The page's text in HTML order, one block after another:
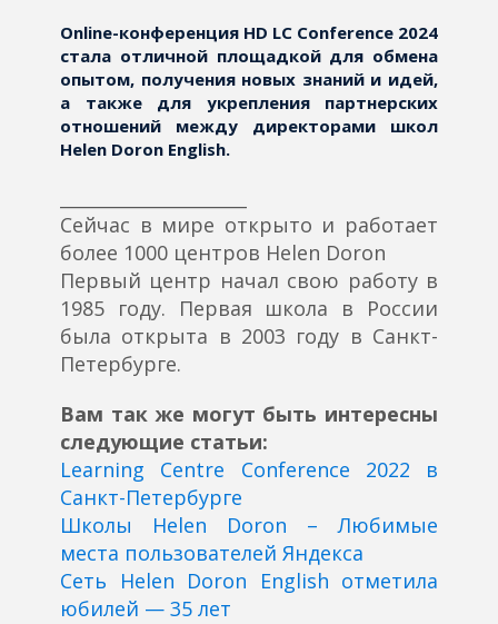
Online-конференция HD LC Conference 2024
стала отличной площадкой для обмена
опытом, получения новых знаний и идей,
а также для укрепления партнерских
отношений между директорами школ
Helen Doron English.
Сейчас в мире открыто и работает
более 1000 центров Helen Doron
Первый центр начал свою работу в
1985 году. Первая школа в России
была открыта в 2003 году в Санкт-
Петербурге.
Вам так же могут быть интересны
следующие статьи:
Learning Centre Conference 2022 в
Санкт-Петербурге
Школы Helen Doron – Любимые
места пользователей Яндекса
Сеть Helen Doron English отметила
юбилей — 35 лет